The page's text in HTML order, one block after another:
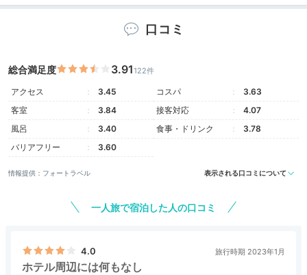
口コミ
総合満足度 3.91122件
アクセス 3.45 コスパ
3.63
客室
3.84 接客対応
4.07
風呂
3.40 食事・ドリンク
3.78
バリアフリー
3.60
情報提供：フォートラベル 表示される口コミについて
一人旅で宿泊した人の口コミ
4.0 旅行時期 2023年1月
ホテル周辺には何もなし